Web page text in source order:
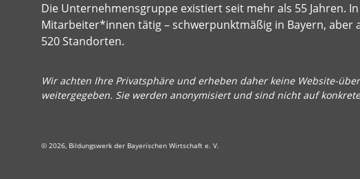
Die Unternehmensgruppe existiert seit mehr als 55 Jahren.
Mitarbeiter*innen tätig – schwerpunktmäßig in Bayern,
520 Standorten.
Wir achten Ihre Privatsphäre und erheben daher keine Website-
weitergegeben. Sie werden anonymisiert und sind nicht auf
© 2026, Bildungswerk der Bayerischen Wirtschaft e. V.